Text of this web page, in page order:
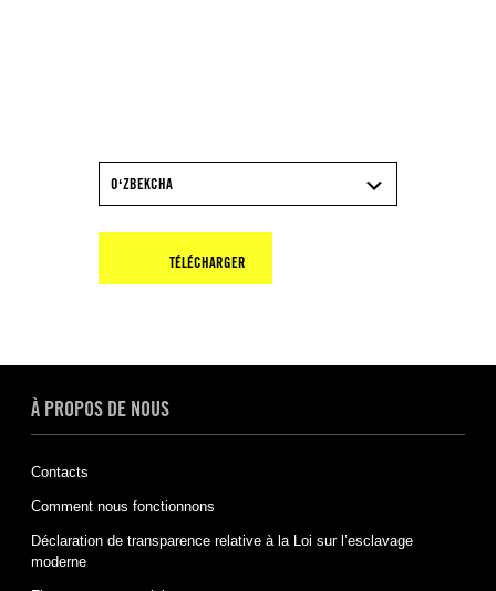
OʻZBEKCHA
TÉLÉCHARGER
À PROPOS DE NOUS
Contacts
Comment nous fonctionnons
Déclaration de transparence relative à la Loi sur l’esclavage
moderne